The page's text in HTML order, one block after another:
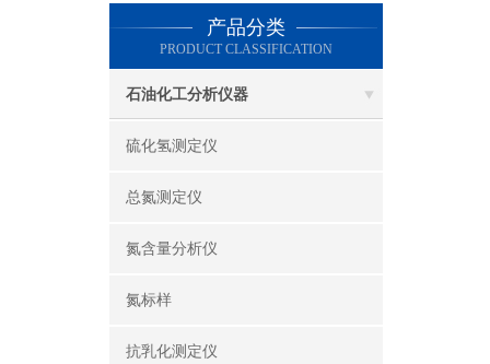
产品分类
PRODUCT CLASSIFICATION
石油化工分析仪器
硫化氢测定仪
总氮测定仪
氮含量分析仪
氮标样
抗乳化测定仪